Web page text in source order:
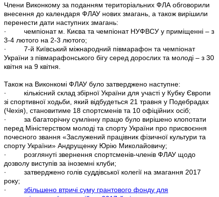
Члени Виконкому за поданням територіальних ФЛА обговорили
внесення до календаря ФЛАУ нових змагань, а також вирішили
перенести дати наступних змагань:
· чемпіонат м. Києва та чемпіонат НУФВСУ у приміщенні – з
3-4 лютого на 2-3 лютого;
· 7-й Київський міжнародний півмарафон та чемпіонат
України з півмарафонського бігу серед дорослих та молоді – з 30
квітня на 9 квітня.
Також на Виконкомі ФЛАУ було затверджено наступне:
· кількісний склад збірної України для участі у Кубку Європи
зі спортивної ходьби, який відбудеться 21 травня у Подебрадах
(Чехія), становитиме 18 спортсменів та 10 офіційних осіб;
· за багаторічну сумлінну працю було вирішено клопотати
перед Міністерством молоді та спорту України про присвоєння
почесного звання «Заслужений працівник фізичної культури та
спорту України» Андрущенку Юрію Миколайовичу;
· розглянуті звернення спортсменів-членів ФЛАУ щодо
дозволу виступів за іноземні клуби;
· затверджено голів суддівської колегії на змагання 2017
року;
· збільшено втричі суму грантового фонду для